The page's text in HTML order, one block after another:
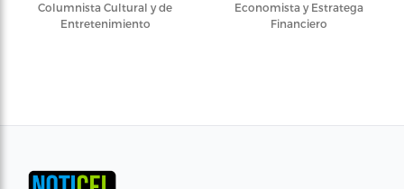
Columnista Cultural y de
Entretenimiento
Economista y Estratega
Financiero